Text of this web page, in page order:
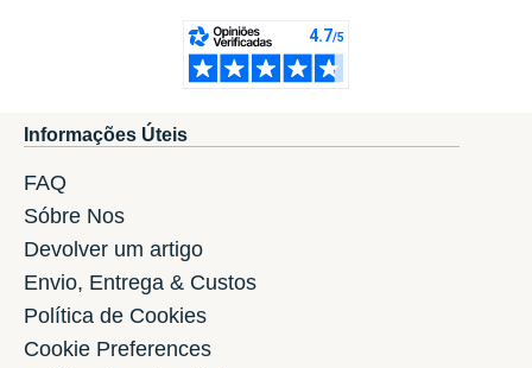
Informações Úteis
FAQ
Sóbre Nos
Devolver um artigo
Envio, Entrega & Custos
Política de Cookies
Cookie Preferences